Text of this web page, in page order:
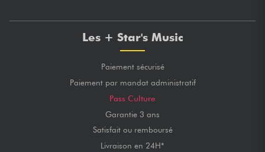
Les + Star's Music
Paiement sécurisé
Paiement par mandat administratif
Pass Culture
Garantie 3 ans
Satisfait ou remboursé
Livraison en 24H*